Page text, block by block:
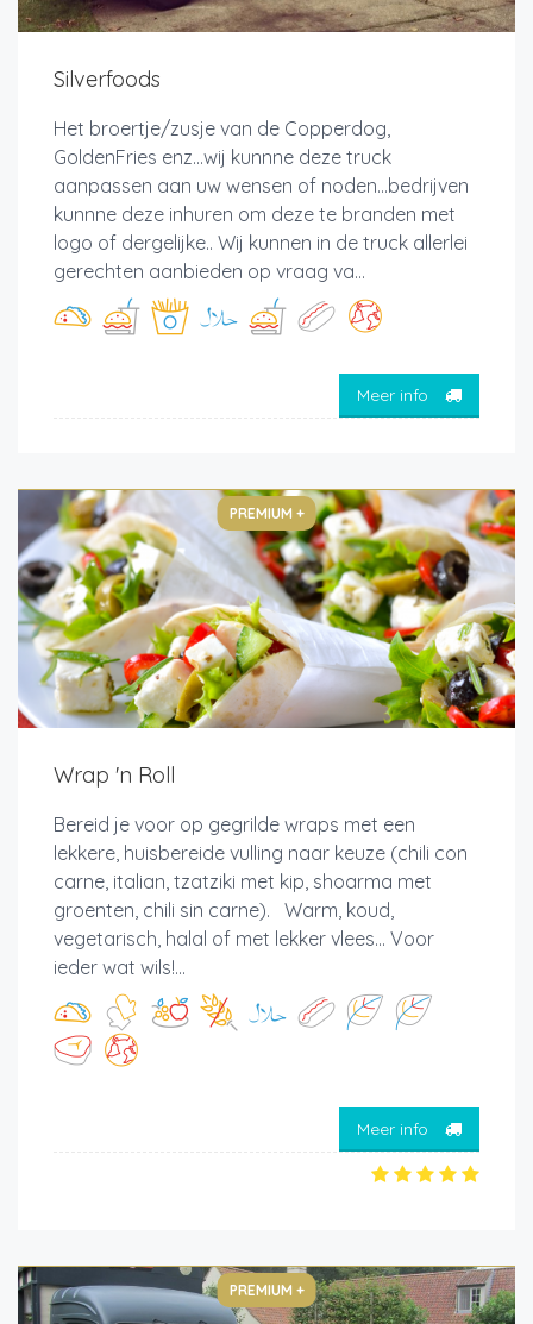
Silverfoods
Het broertje/zusje van de Copperdog,
GoldenFries enz...wij kunnne deze truck
aanpassen aan uw wensen of noden...bedrijven
kunnne deze inhuren om deze te branden met
logo of dergelijke.. Wij kunnen in de truck allerlei
gerechten aanbieden op vraag va...
Meer info
PREMIUM +
Wrap 'n Roll
Bereid je voor op gegrilde wraps met een
lekkere, huisbereide vulling naar keuze (chili con
carne, italian, tzatziki met kip, shoarma met
groenten, chili sin carne). Warm, koud,
vegetarisch, halal of met lekker vlees... Voor
ieder wat wils!...
Meer info
PREMIUM +